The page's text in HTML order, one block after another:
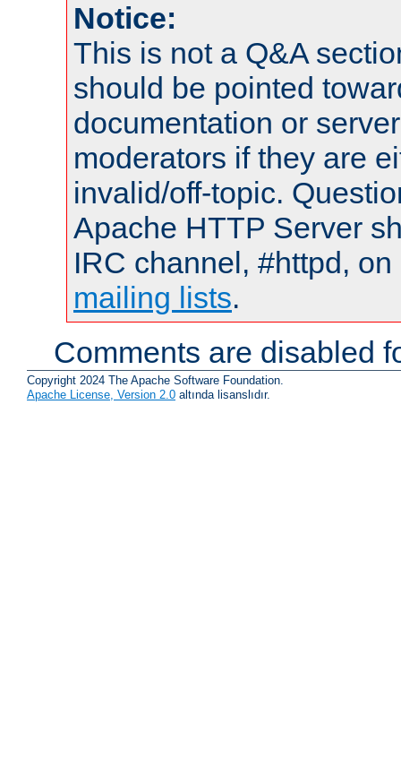
Notice:
This is not a Q&A
should be pointed
documentation or
moderators if they are
invalid/off-topic.
Apache HTTP Server
IRC channel, #httpd,
mailing lists.
Comments are disabled
Copyright 2024 The Apache Software Foundation.
Apache License, Version 2.0 altında lisanslıdır.